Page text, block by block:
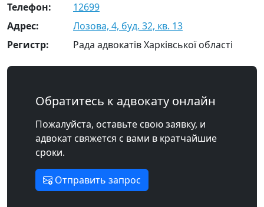
Телефон:
12699
Адрес:
Лозова, 4, буд. 32, кв. 13
Регистр:
Рада адвокатів Харківської області
Обратитесь к адвокату онлайн
Пожалуйста, оставьте свою заявку, и
адвокат свяжется с вами в кратчайшие
сроки.
Отправить запрос